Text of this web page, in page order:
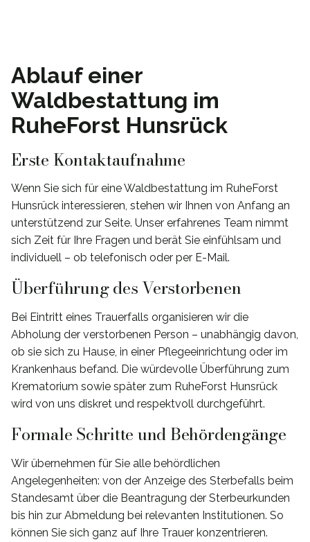
Ablauf einer
Waldbestattung im
RuheForst Hunsrück
Erste Kontaktaufnahme
Wenn Sie sich für eine Waldbestattung im RuheForst
Hunsrück interessieren, stehen wir Ihnen von Anfang an
unterstützend zur Seite. Unser erfahrenes Team nimmt
sich Zeit für Ihre Fragen und berät Sie einfühlsam und
individuell – ob telefonisch oder per E-Mail.
Überführung des Verstorbenen
Bei Eintritt eines Trauerfalls organisieren wir die
Abholung der verstorbenen Person – unabhängig davon,
ob sie sich zu Hause, in einer Pflegeeinrichtung oder im
Krankenhaus befand. Die würdevolle Überführung zum
Krematorium sowie später zum RuheForst Hunsrück
wird von uns diskret und respektvoll durchgeführt.
Formale Schritte und Behördengänge
Wir übernehmen für Sie alle behördlichen
Angelegenheiten: von der Anzeige des Sterbefalls beim
Standesamt über die Beantragung der Sterbeurkunden
bis hin zur Abmeldung bei relevanten Institutionen. So
können Sie sich ganz auf Ihre Trauer konzentrieren.